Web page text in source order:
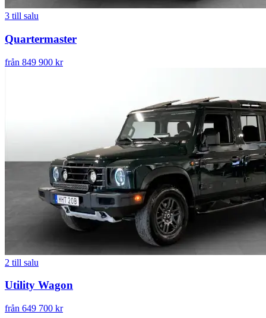
3 till salu
Quartermaster
från 849 900 kr
2 till salu
Utility Wagon
från 649 700 kr